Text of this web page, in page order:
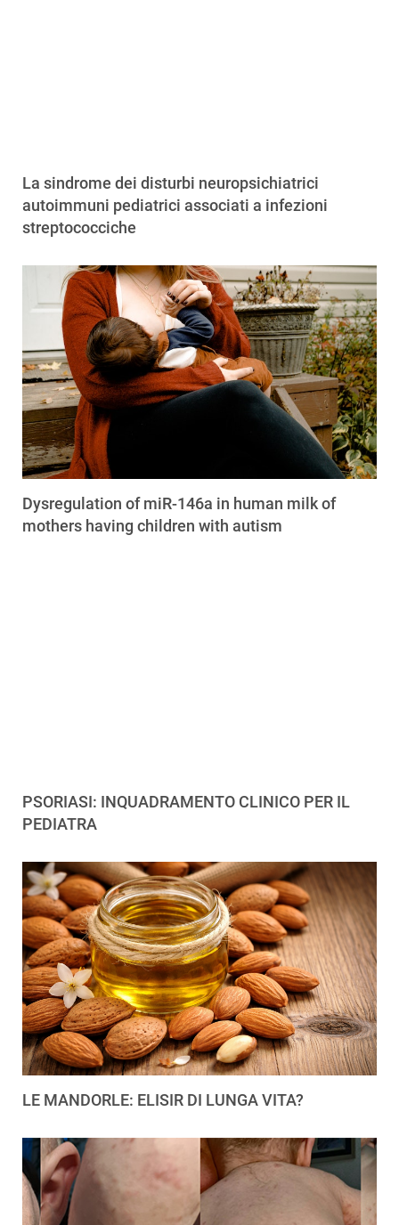
La sindrome dei disturbi neuropsichiatrici
autoimmuni pediatrici associati a infezioni
streptococciche
Dysregulation of miR-146a in human milk of
mothers having children with autism
PSORIASI: INQUADRAMENTO CLINICO PER IL
PEDIATRA
LE MANDORLE: ELISIR DI LUNGA VITA?